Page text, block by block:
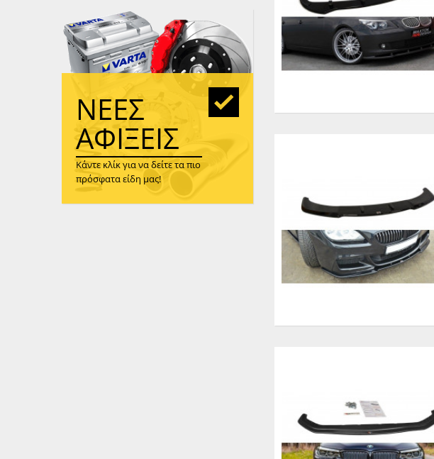
RENAULT
WASTEGATE
ΑΝΤΛΊΑ ΒΕΝΖΊΝΗΣ
ΛΕΊΠΤΗΣ ΥΠΟΠΊΕΣΗΣ
ΝΈΕΣ
ΑΦΊΞΕΙΣ
Κάντε κλίκ για να δείτε τα πιο
πρόσφατα είδη μας!